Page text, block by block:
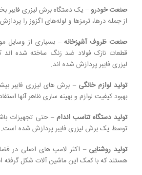
صنعت خودرو– یک دستگاه برش لیزری فایبر
از جمله درها، ترمزها و لوله‌های اگزوز را
صنعت ظروف آشپزخانه – بسیاری از وسایل
قطعات نازک فولاد ضد زنگ ساخته شده
لیزری فایبر پردازش شده اند.
تولید لوازم خانگی – برش های لیزری فایبر
بهبود کیفیت لوازم و بهینه سازی ظاهر آنها
تولید دستگاه تناسب اندام – حتی تجهیزات
توسط یک برش لیزری فایبر پردازش شده است.
تولید روشنایی – اکثر لامپ های اصلی در
هستند که با کمک این ماشین آلات شکل گرفته